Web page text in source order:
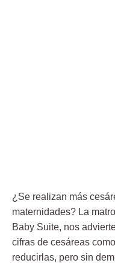
¿Se realizan más
maternidades? La
Baby Suite, nos
cifras de cesáreas
reducirlas, pero sin